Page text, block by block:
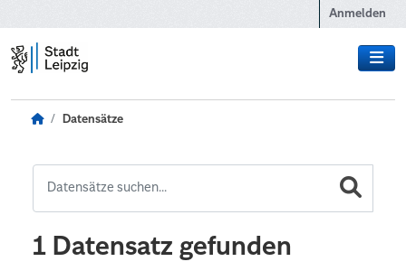
Anmelden
Datensätze
1 Datensatz gefunden